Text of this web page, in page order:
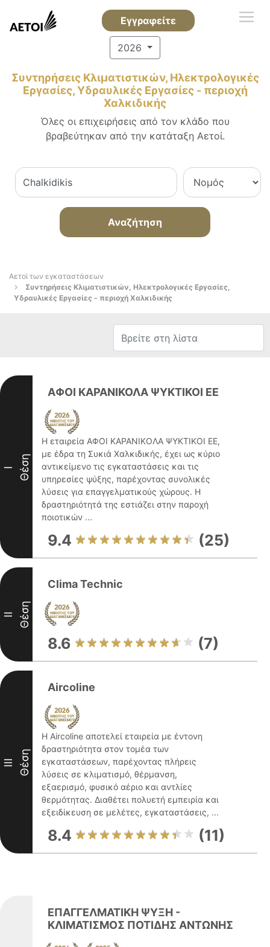
Εγγραφείτε
2026
Συντηρήσεις Κλιματιστικών, Ηλεκτρολογικές
Εργασίες, Υδραυλικές Εργασίες - περιοχή
Χαλκιδικής
Όλες οι επιχειρήσεις από τον κλάδο που
βραβεύτηκαν από την κατάταξη Αετοί.
Αναζήτηση
Αετοί των εγκαταστάσεων
Συντηρήσεις Κλιματιστικών, Ηλεκτρολογικές Εργασίες,
Υδραυλικές Εργασίες - περιοχή Χαλκιδικής
I Θέση
ΑΦΟΙ ΚΑΡΑΝΙΚΟΛΑ ΨΥΚΤΙΚΟΙ ΕΕ
Η εταιρεία ΑΦΟΙ ΚΑΡΑΝΙΚΟΛΑ ΨΥΚΤΙΚΟΙ ΕΕ,
με έδρα τη Συκιά Χαλκιδικής, έχει ως κύριο
αντικείμενο τις εγκαταστάσεις και τις
υπηρεσίες ψύξης, παρέχοντας συνολικές
λύσεις για επαγγελματικούς χώρους. Η
δραστηριότητά της εστιάζει στην παροχή
ποιοτικών ...
9.4 (25)
II Θέση
Clima Technic
8.6 (7)
III Θέση
Aircoline
Η Aircoline αποτελεί εταιρεία με έντονη
δραστηριότητα στον τομέα των
εγκαταστάσεων, παρέχοντας πλήρεις
λύσεις σε κλιματισμό, θέρμανση,
εξαερισμό, φυσικό αέριο και αντλίες
θερμότητας. Διαθέτει πολυετή εμπειρία και
εξειδίκευση σε μελέτες, εγκαταστάσεις, ...
8.4 (11)
ΕΠΑΓΓΕΛΜΑΤΙΚΗ ΨΥΞΗ -
ΚΛΙΜΑΤΙΣΜΟΣ ΠΟΤΙΔΗΣ ΑΝΤΩΝΗΣ